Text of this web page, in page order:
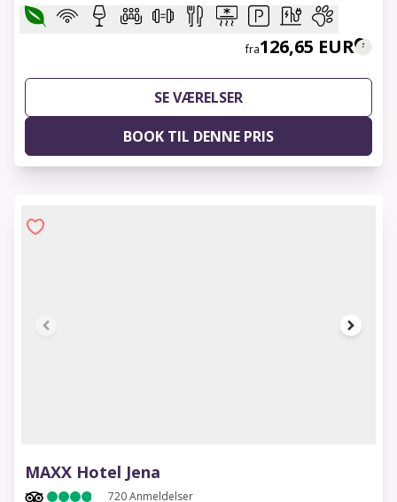
fra126,65 EUR
SE VÆRELSER
BOOK TIL DENNE PRIS
MAXX Hotel Jena
720Anmeldelser